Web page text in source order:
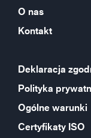
O nas
Kontakt
Deklaracja
Polityka
Ogólne warunki
Certyfikaty ISO